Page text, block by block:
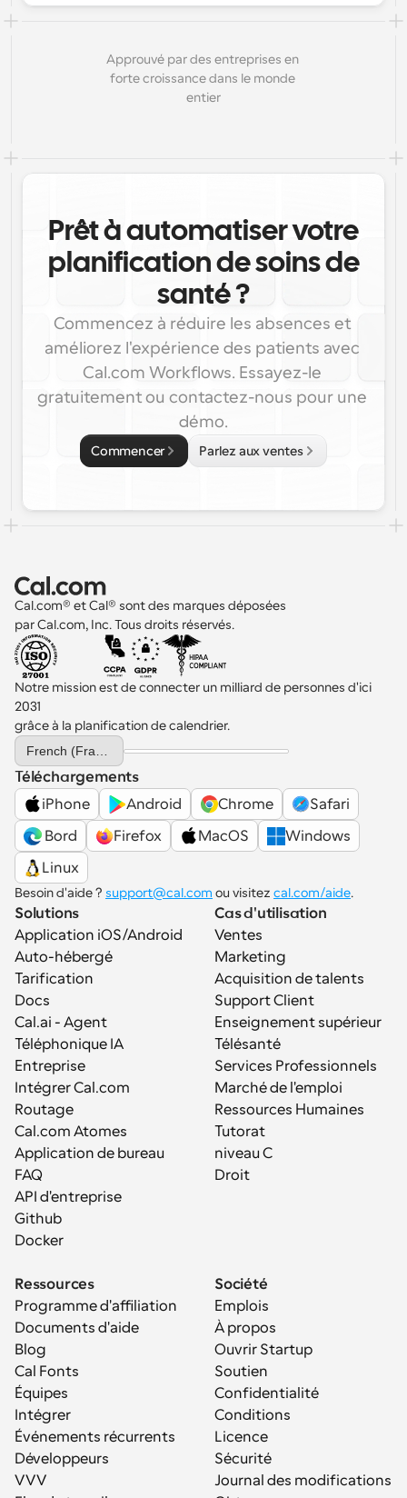
Approuvé par des entreprises en
forte croissance dans le monde
entier
Prêt à automatiser votre
planification de soins de
santé ?
Commencez à réduire les absences et
améliorez l'expérience des patients avec
Cal.com Workflows. Essayez-le
gratuitement ou contactez-nous pour une
démo.
Commencer Parlez aux ventes
Cal.com® et Cal® sont des marques déposées
par Cal.com, Inc. Tous droits réservés.
Notre mission est de connecter un milliard de personnes d'ici
2031
grâce à la planification de calendrier.
Select Language
Téléchargements
iPhone
Android Chrome
Safari
Bord
Firefox MacOS
Windows
Linux
Besoin d'aide ? support@cal.com ou visitez cal.com/aide.
Solutions
Application iOS/Android
Auto-hébergé
Tarification
Docs
Cal.ai - Agent
Téléphonique IA
Entreprise
Intégrer Cal.com
Routage
Cal.com Atomes
Application de bureau
FAQ
API d'entreprise
Github
Docker
Cas d'utilisation
Ventes
Marketing
Acquisition de talents
Support Client
Enseignement supérieur
Télésanté
Services Professionnels
Marché de l'emploi
Ressources Humaines
Tutorat
niveau C
Droit
Ressources
Programme d'affiliation
Documents d'aide
Blog
Cal Fonts
Équipes
Intégrer
Événements récurrents
Développeurs
VVV
Société
Emplois
À propos
Ouvrir Startup
Soutien
Confidentialité
Conditions
Licence
Sécurité
Journal des modifications